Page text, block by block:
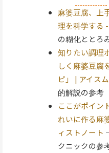
麻婆豆腐、上
理を科学する
の糊化ととろ
知りたい調理
しく麻婆豆腐
ピ」 | アイスム
的解説の参考
ここがポイン
れいに作る麻
ィストノート
クニックの参